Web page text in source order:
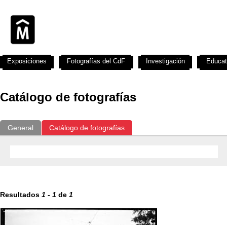
Catálogo de fotografías
General Catálogo de fotografías
Resultados 1 - 1 de 1
Exposiciones Fotografías del CdF Investigación